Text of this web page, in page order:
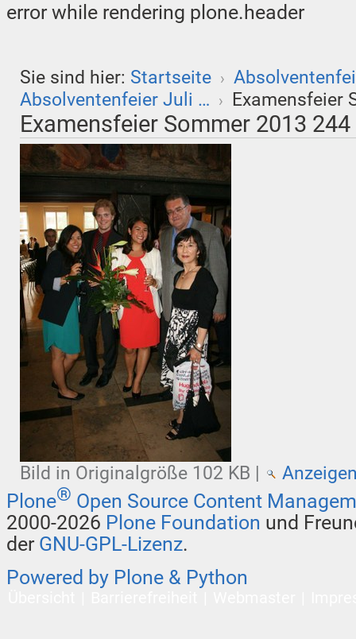
error while rendering plone.header
Sie sind hier: Startseite ›
Absolventenfeier Juli … › Examensfeier
Examensfeier Sommer 2013 244
Bild in Originalgröße 102 KB |
Plone® Open Source Content
2000-2026 Plone Foundation und
der GNU-GPL-Lizenz.
Powered by Plone & Python